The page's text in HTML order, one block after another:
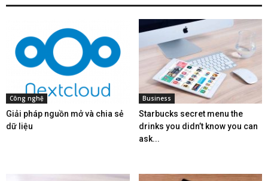
Công nghệ
Giải pháp nguồn mở và chia sẻ
dữ liệu
Business
Starbucks secret menu the
drinks you didn’t know you can
ask...